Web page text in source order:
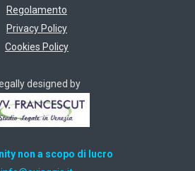
Regolamento
Privacy Policy
Cookies Policy
designed by
non a scopo di lucro